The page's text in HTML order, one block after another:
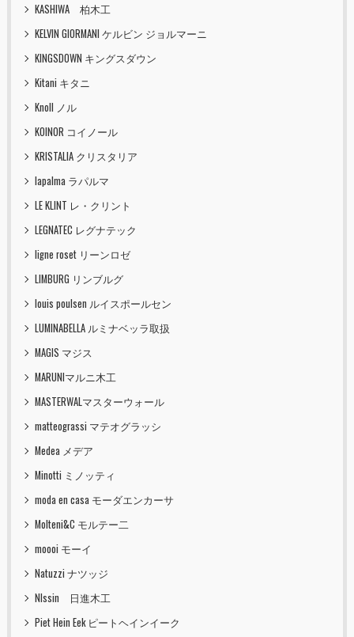
KASHIWA 柏木工
KELVIN GIORMANI ケルビン ジョルマーニ
KINGSDOWN キングスダウン
Kitani キタニ
Knoll ノル
KOINOR コイノール
KRISTALIA クリスタリア
lapalma ラパルマ
LE KLINT レ・クリント
LEGNATEC レグナテック
ligne roset リーンロゼ
LIMBURG リンブルグ
louis poulsen ルイスポールセン
LUMINABELLA ルミナベッラ取扱
MAGIS マジス
MARUNIマルニ木工
MASTERWALマスターウォール
matteograssi マテオグラッシ
Medea メデア
Minotti ミノッティ
moda en casa モーダエンカーサ
Molteni&C モルテー二
moooi モーイ
Natuzzi ナツッジ
NIssin 日進木工
Piet Hein Eek ピートヘインイーク